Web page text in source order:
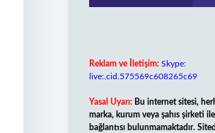
Reklam ve İletişim: Skype:
live:.cid.575569c608265c69
Yasal Uyarı: Bu internet sitesi,
marka, kurum veya şahıs şirketi
bağlantısı bulunmamaktadır.